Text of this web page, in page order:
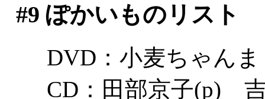
#9 ぽかいものリスト
DVD：小麦ちゃんま
CD：田部京子(p)